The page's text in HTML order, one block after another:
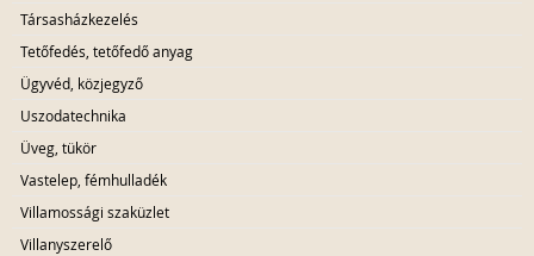
Társasházkezelés
Tetőfedés, tetőfedő anyag
Ügyvéd, közjegyző
Uszodatechnika
Üveg, tükör
Vastelep, fémhulladék
Villamossági szaküzlet
Villanyszerelő